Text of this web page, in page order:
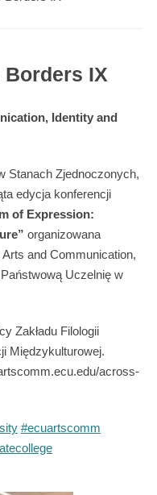
IX
Identity and
Stanach Zjednoczonych,
edycja konferencji
of Expression:
organizowana
and Communication,
Uczelnię w
Zakładu Filologii
Międzykulturowej.
across-
#ecuartscomm